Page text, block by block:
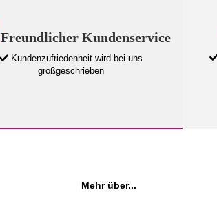
Freundlicher Kundenservice
Kundenzufriedenheit wird bei uns
großgeschrieben
Mehr über...